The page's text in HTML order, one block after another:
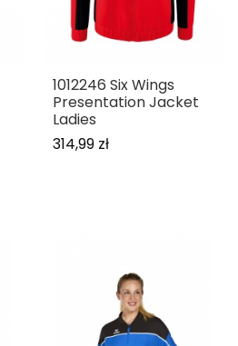
1012246 Six Wings
Presentation Jacket
Ladies
314,99 zł